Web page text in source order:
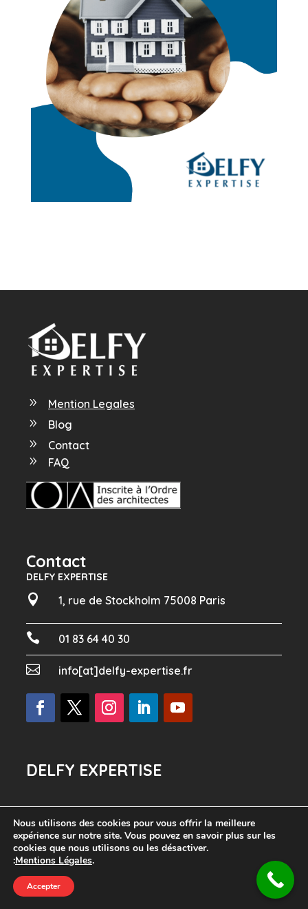
9
Mention Legales
9
Blog
9
Contact
9
FAQ
Devis Gratuit
Contact
DELFY EXPERTISE
 1, rue de Stockholm 75008 Paris
 01 83 64 40 30
 info[at]delfy-expertise.fr
DELFY EXPERTISE
Delfy-Expertise.fr
Nous utilisons des cookies pour vous offrir la meilleure
expérience sur notre site. Vous pouvez en savoir plus sur les
cookies que nous utilisons ou les désactiver.
:Mentions Légales.
Accepter